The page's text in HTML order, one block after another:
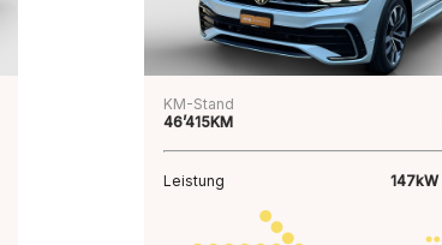
KM-Stand
46’415KM
Leistung